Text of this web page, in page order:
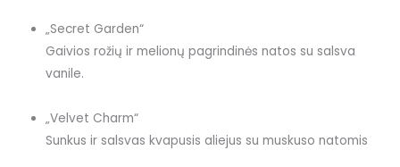
„Secret Garden“
Gaivios rožių ir melionų pagrindinės natos su salsva
vanile.
„Velvet Charm“
Sunkus ir salsvas kvapusis aliejus su muskuso natomis